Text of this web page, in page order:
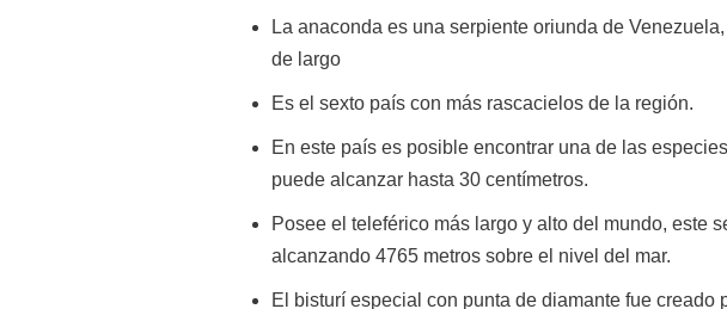
La anaconda es una serpiente oriunda de
de largo
Es el sexto país con más rascacielos de la región.
En este país es posible encontrar una de las
puede alcanzar hasta 30 centímetros.
Posee el teleférico más largo y alto del mundo, este
alcanzando 4765 metros sobre el nivel del mar.
El bisturí especial con punta de diamante fue